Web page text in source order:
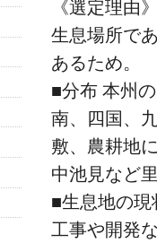
《選定理由
生息場所で
あるため。
■分布 本州
南、四国、
敷、農耕地
中池見など
■生息地の
工事や開発